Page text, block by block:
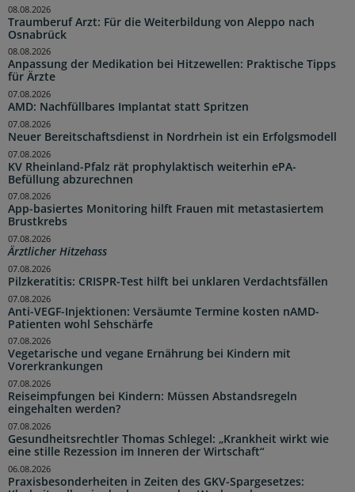
Traumberuf Arzt: Für die Weiterbildung von Aleppo nach
Osnabrück
08.08.2026
Anpassung der Medikation bei Hitzewellen: Praktische Tipps
für Ärzte
08.08.2026
AMD: Nachfüllbares Implantat statt Spritzen
07.08.2026
Neuer Bereitschaftsdienst in Nordrhein ist ein Erfolgsmodell
07.08.2026
KV Rheinland-Pfalz rät prophylaktisch weiterhin ePA-
Befüllung abzurechnen
07.08.2026
App-basiertes Monitoring hilft Frauen mit metastasiertem
Brustkrebs
07.08.2026
Ärztlicher Hitzehass
07.08.2026
Pilzkeratitis: CRISPR-Test hilft bei unklaren Verdachtsfällen
07.08.2026
Anti-VEGF-Injektionen: Versäumte Termine kosten nAMD-
Patienten wohl Sehschärfe
07.08.2026
Vegetarische und vegane Ernährung bei Kindern mit
Vorerkrankungen
07.08.2026
Reiseimpfungen bei Kindern: Müssen Abstandsregeln
eingehalten werden?
07.08.2026
Gesundheitsrechtler Thomas Schlegel: „Krankheit wirkt wie
eine stille Rezession im Inneren der Wirtschaft“
07.08.2026
Praxisbesonderheiten in Zeiten des GKV-Spargesetzes:
06.08.2026